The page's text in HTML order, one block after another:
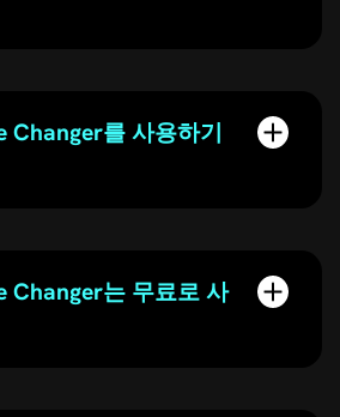
를 사용하기
Changer는 무료로 사